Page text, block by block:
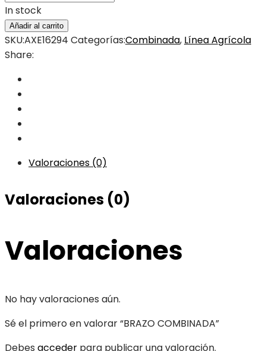
In stock
Añadir al carrito
SKU:AXE16294 Categorías:Combinada, Línea Agrícola
Share:
Valoraciones (0)
Valoraciones (0)
Valoraciones
No hay valoraciones aún.
Sé el primero en valorar “BRAZO COMBINADA”
Debes acceder para publicar una valoración.